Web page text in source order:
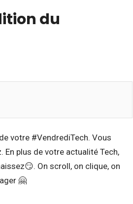
du
votre #VendrediTech. Vous
En plus de votre actualité Tech,
On scroll, on clique, on
🤗